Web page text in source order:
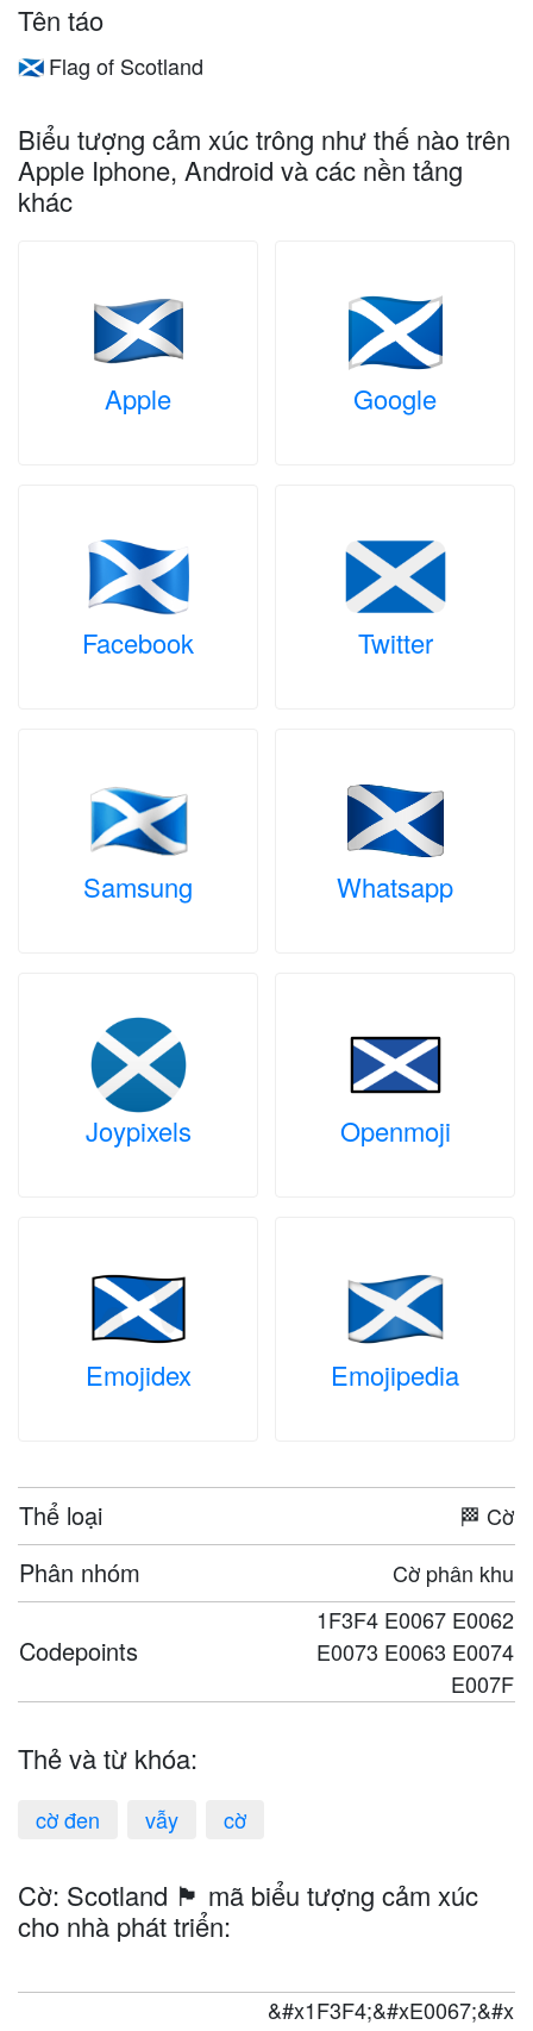
Tên táo
🏴󠁧󠁢󠁳󠁣󠁴󠁿 Flag of Scotland
Biểu tượng cảm xúc trông như thế nào trên
Apple Iphone, Android và các nền tảng
khác
Apple Google
Facebook Twitter
Samsung Whatsapp
Joypixels Openmoji
Emojidex Emojipedia
Thể loại 🏁 Cờ
Phân nhóm Cờ phân khu
Codepoints
1F3F4 E0067 E0062
E0073 E0063 E0074
E007F
Thẻ và từ khóa:
cờ đen vẫy cờ
Cờ: Scotland 🏴󠁧󠁢󠁳󠁣󠁴󠁿 mã biểu tượng cảm xúc
cho nhà phát triển:
&#x1F3F4;&#xE0067;&#x